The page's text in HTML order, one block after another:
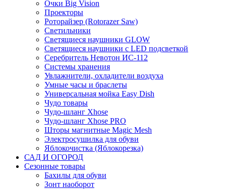
Очки Big Vision
Проекторы
Роторайзер (Rotorazer Saw)
Светильники
Светящиеся наушники GLOW
Светящиеся наушники с LED подсветкой
Серебритель Невотон ИС-112
Системы хранения
Увлажнители, охладители воздуха
Умные часы и браслеты
Универсальная мойка Easy Dish
Чудо товары
Чудо-шланг Xhose
Чудо-шланг Xhose PRO
Шторы магнитные Magic Mesh
Электросушилка для обуви
Яблокочистка (Яблокорезка)
САД И ОГОРОД
Сезонные товары
Бахилы для обуви
Зонт наоборот